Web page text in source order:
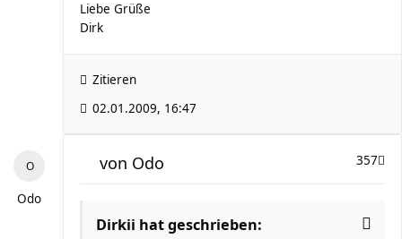
Liebe Grüße
Dirk
Zitieren
02.01.2009, 16:47
Odo
357
von Odo
Dirkii hat geschrieben: